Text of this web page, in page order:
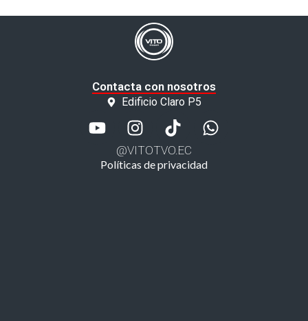
Contacta con nosotros
Edificio Claro P5
@VITOTVO.EC
Políticas de privacidad